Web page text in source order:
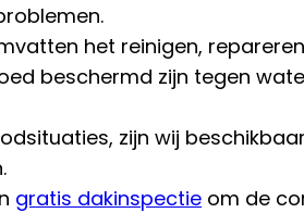
het reinigen,
beschermd zijn tegen
zijn wij
gratis dakinspectie om de